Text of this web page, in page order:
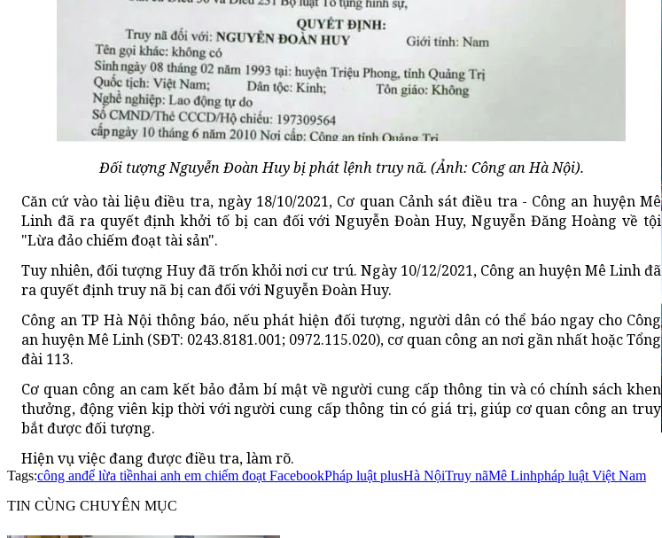
Đối tượng Nguyễn Đoàn Huy bị phát lệnh truy nã. (Ảnh: Công an Hà Nội).
Căn cứ vào tài liệu điều tra, ngày 18/10/2021, Cơ quan Cảnh sát điều tra - Công an huyện Mê
Linh đã ra quyết định khởi tố bị can đối với Nguyễn Đoàn Huy, Nguyễn Đăng Hoàng về tội
"Lừa đảo chiếm đoạt tài sản".
Tuy nhiên, đối tượng Huy đã trốn khỏi nơi cư trú. Ngày 10/12/2021, Công an huyện Mê Linh đã
ra quyết định truy nã bị can đối với Nguyễn Đoàn Huy.
Công an TP Hà Nội thông báo, nếu phát hiện đối tượng, người dân có thể báo ngay cho Công
an huyện Mê Linh (SĐT: 0243.8181.001; 0972.115.020), cơ quan công an nơi gần nhất hoặc Tổng
đài 113.
Cơ quan công an cam kết bảo đảm bí mật về người cung cấp thông tin và có chính sách khen
thưởng, động viên kịp thời với người cung cấp thông tin có giá trị, giúp cơ quan công an truy
bắt được đối tượng.
Hiện vụ việc đang được điều tra, làm rõ.
Tags:công anđể lừa tiềnhai anh em chiếm đoạt FacebookPháp luật plusHà NộiTruy nãMê Linhpháp luật Việt Nam
TIN CÙNG CHUYÊN MỤC